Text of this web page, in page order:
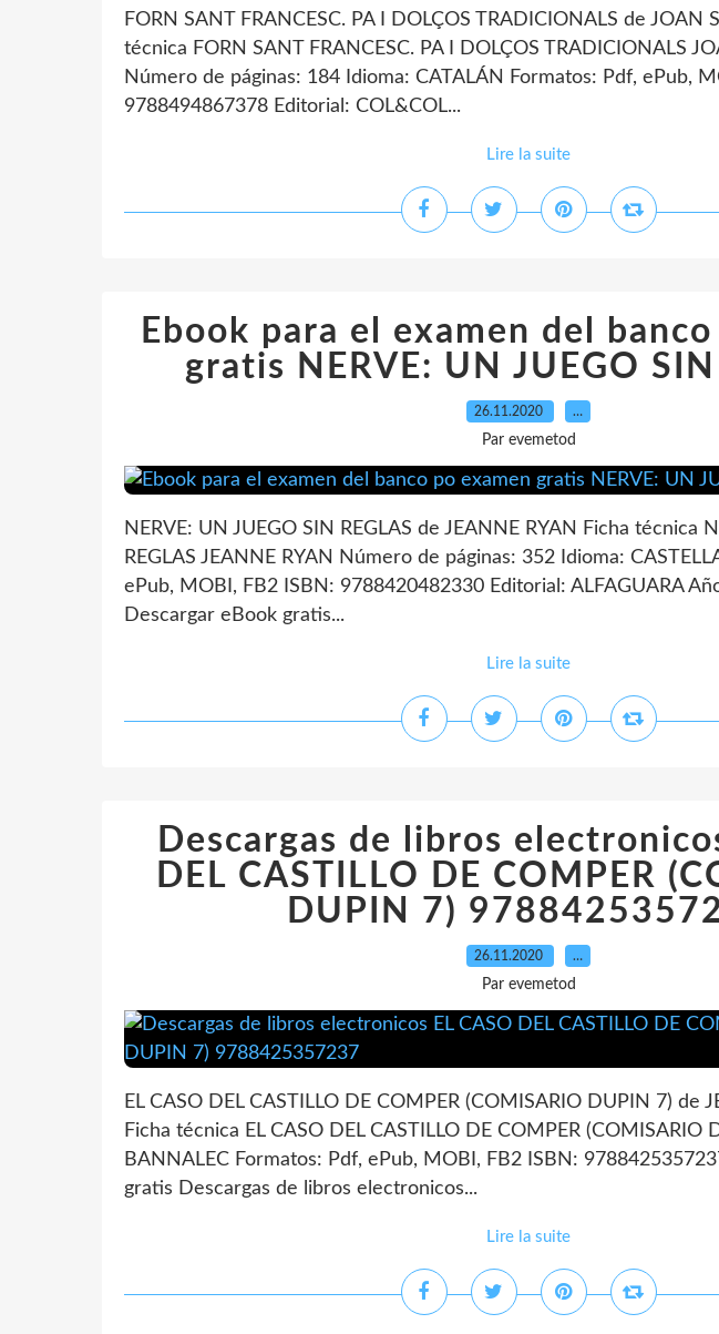
FORN SANT FRANCESC. PA I DOLÇOS TRADICIONALS de JOAN
técnica FORN SANT FRANCESC. PA I DOLÇOS TRADICIONALS
Número de páginas: 184 Idioma: CATALÁN Formatos: Pdf, ePub,
9788494867378 Editorial: COL&COL...
Lire la suite
Ebook para el examen del
gratis NERVE: UN JUEGO SIN
26.11.2020 …
Par evemetod
NERVE: UN JUEGO SIN REGLAS de JEANNE RYAN Ficha técnica
REGLAS JEANNE RYAN Número de páginas: 352 Idioma:
ePub, MOBI, FB2 ISBN: 9788420482330 Editorial: ALFAGUARA
Descargar eBook gratis...
Lire la suite
Descargas de libros
DEL CASTILLO DE COMPER
DUPIN 7)
26.11.2020 …
Par evemetod
EL CASO DEL CASTILLO DE COMPER (COMISARIO DUPIN 7) de
Ficha técnica EL CASO DEL CASTILLO DE COMPER (COMISARIO
BANNALEC Formatos: Pdf, ePub, MOBI, FB2 ISBN:
gratis Descargas de libros electronicos...
Lire la suite